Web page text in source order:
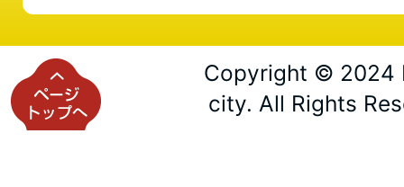
Copyright © 2024
city. All Rights